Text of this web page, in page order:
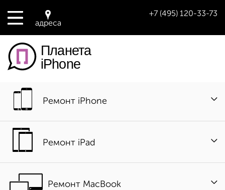
адреса
+7 (495) 120-33-73
Планета
iPhone
Ремонт iPhone
Ремонт iPad
Ремонт MacBook